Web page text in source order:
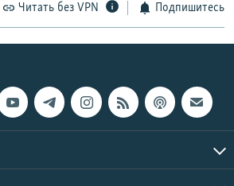
Читать без VPN Подпишитесь